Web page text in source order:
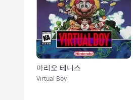
마리오 테니스
Virtual Boy